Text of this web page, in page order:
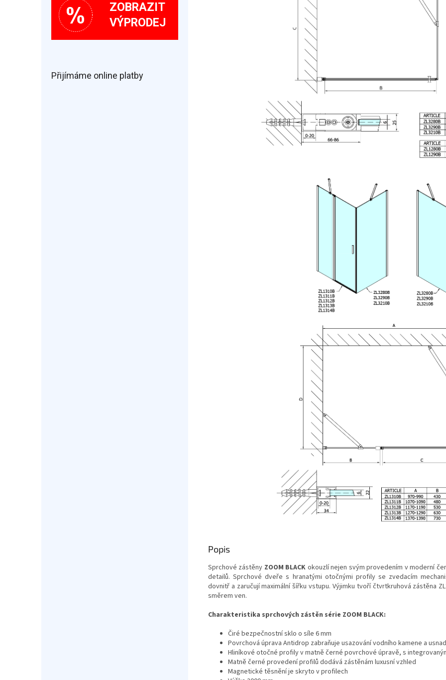
ZOBRAZIT
VÝPRODEJ
Přijímáme online platby
Popis
Sprchové zástěny ZOOM BLACK okouzlí nejen svým provedením v moderní
detailů. Sprchové dveře s hranatými otočnými profily se zvedacím
dovnitř a zaručují maximální šířku vstupu. Výjimku tvoří čtvrtkruhová zástěna
směrem ven.
Charakteristika sprchových zástěn série ZOOM BLACK:
Čiré bezpečnostní sklo o síle 6 mm
Povrchová úprava Antidrop zabraňuje usazování vodního kamene a
Hliníkové otočné profily v matně černé povrchové úpravě, s
Matně černé provedení profilů dodává zástěnám luxusní vzhled
Magnetické těsnění je skryto v profilech